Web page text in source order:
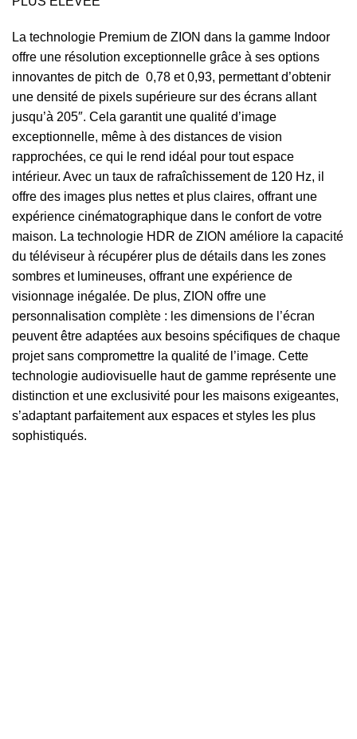
La technologie Premium de ZION dans la gamme Indoor
offre une résolution exceptionnelle grâce à ses options
innovantes de pitch de 0,78 et 0,93, permettant d’obtenir
une densité de pixels supérieure sur des écrans allant
jusqu’à 205″. Cela garantit une qualité d’image
exceptionnelle, même à des distances de vision
rapprochées, ce qui le rend idéal pour tout espace
intérieur. Avec un taux de rafraîchissement de 120 Hz, il
offre des images plus nettes et plus claires, offrant une
expérience cinématographique dans le confort de votre
maison. La technologie HDR de ZION améliore la capacité
du téléviseur à récupérer plus de détails dans les zones
sombres et lumineuses, offrant une expérience de
visionnage inégalée. De plus, ZION offre une
personnalisation complète : les dimensions de l’écran
peuvent être adaptées aux besoins spécifiques de chaque
projet sans compromettre la qualité de l’image. Cette
technologie audiovisuelle haut de gamme représente une
distinction et une exclusivité pour les maisons exigeantes,
s’adaptant parfaitement aux espaces et styles les plus
sophistiqués.